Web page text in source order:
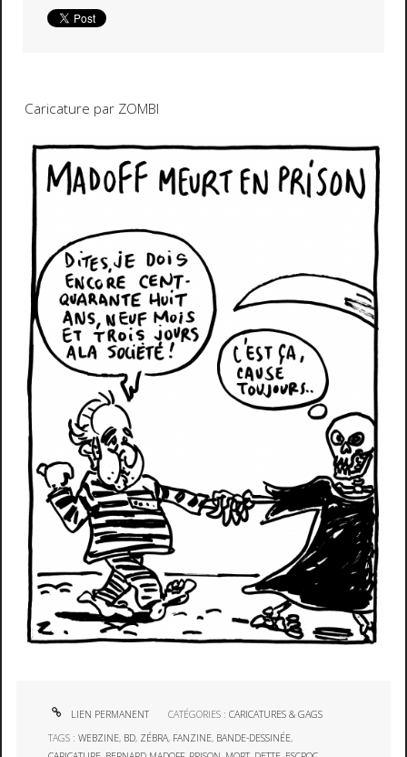
Caricature par ZOMBI
LIEN PERMANENT CATÉGORIES :CARICATURES & GAGS
TAGS :WEBZINE, BD, ZÉBRA, FANZINE, BANDE-DESSINÉE,